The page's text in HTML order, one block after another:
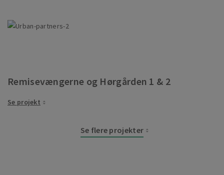
Remisevængerne og Hørgården 1 & 2
Se projekt
Se flere projekter